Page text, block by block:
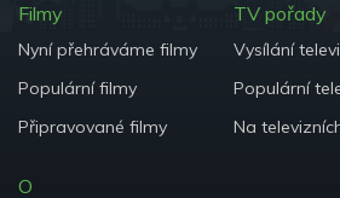
Filmy
Nyní přehráváme filmy
Populární filmy
Připravované filmy
TV pořady
Vysílání
Populární
Na
O